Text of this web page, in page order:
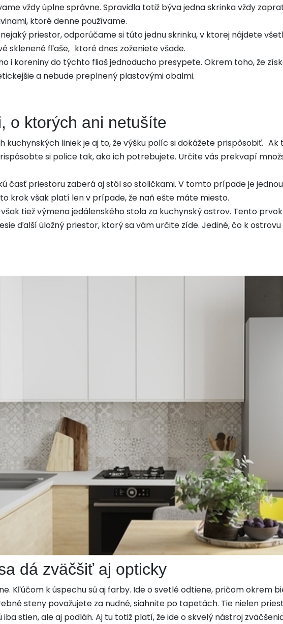
vždy úplne správne. Spravidla totiž býva jedna skrinka vždy
ktoré denne používame.
priestor, odporúčame si túto jednu skrinku, v ktorej nájdete
sklenené fľaše, ktoré dnes zoženiete všade.
i koreniny do týchto fliaš jednoducho presypete. Okrem toho, že
a nebude preplnený plastovými obalmi.
o ktorých ani netušíte
kuchynských liniek je aj to, že výšku políc si dokážete prispôsobiť.
si police tak, ako ich potrebujete. Určite vás prekvapí
časť priestoru zaberá aj stôl so stoličkami. V tomto prípade je
krok však platí len v prípade, že naň ešte máte miesto.
tiež výmena jedálenského stola za kuchynský ostrov. Tento
ďalší úložný priestor, ktorý sa vám určite zíde. Jediné, čo k
dá zväčšiť aj opticky
Kľúčom k úspechu sú aj farby. Ide o svetlé odtiene, pričom okrem
steny považujete za nudné, siahnite po tapetách. Tie nielen
stien, ale aj podláh. Aj tu totiž platí, že ide o skvelý nástroj